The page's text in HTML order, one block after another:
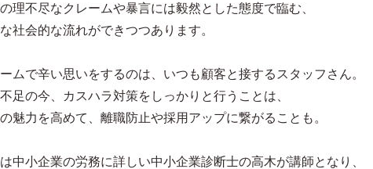
理不尽なクレームや暴言には毅然とした態度で臨む、
社会的な流れができつつあります。
ムで辛い思いをするのは、いつも顧客と接するスタッフさん。
足の今、カスハラ対策をしっかりと行うことは、
魅力を高めて、離職防止や採用アップに繋がることも。
中小企業の労務に詳しい中小企業診断士の高木が講師となり、